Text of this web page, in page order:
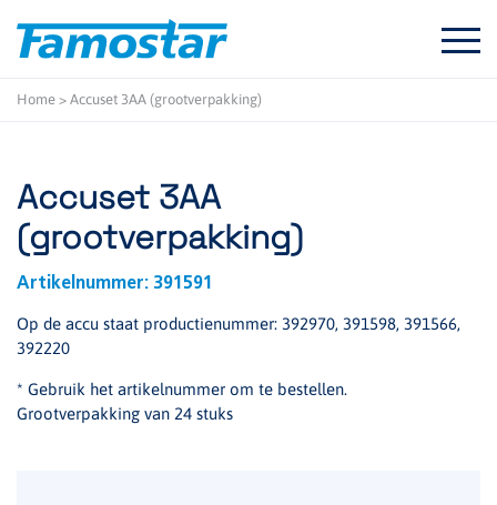
content
Home > Accuset 3AA (grootverpakking)
Accuset 3AA
(grootverpakking)
Artikelnummer: 391591
Op de accu staat productienummer: 392970, 391598, 391566,
392220
* Gebruik het artikelnummer om te bestellen.
Grootverpakking van 24 stuks